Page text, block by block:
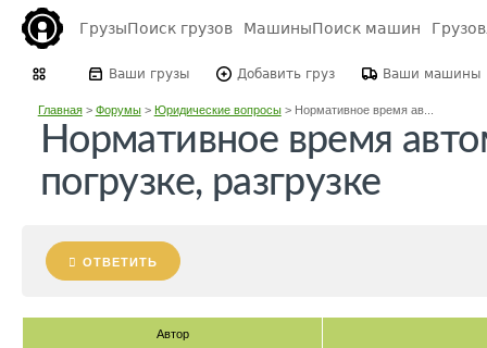
ГрузыПоиск грузов МашиныПоиск машин
Ваши грузы Добавить груз Ваши машины
Главная> Форумы> Юридические вопросы> Нормативное время ав...
Нормативное время
погрузке, разгрузке
ОТВЕТИТЬ
Автор